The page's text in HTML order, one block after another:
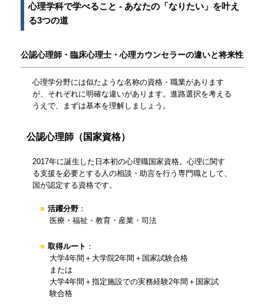
心理学科で学べること - あなたの「なりたい」を叶え
る3つの道
公認心理師・臨床心理士・心理カウンセラーの違いと将来性
心理学分野には似たような名称の資格・職業があります
が、それぞれに明確な違いがあります。進路選択を考える
うえで、まずは基本を理解しましょう。
公認心理師（国家資格）
2017年に誕生した日本初の心理職国家資格。心理に関す
る支援を必要とする人の相談・助言を行う専門職として、
国が認定する資格です。
活躍分野 ：
医療・福祉・教育・産業・司法
取得ルート ：
大学4年間＋大学院2年間＋国家試験合格
または
大学4年間＋指定施設での実務経験2年間＋国家試
験合格